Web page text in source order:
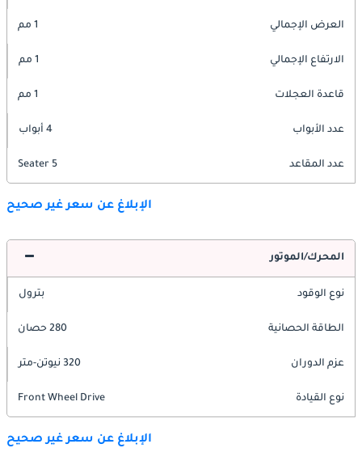
العرض الإجمالي 1 مم
الارتفاع الإجمالي 1 مم
قاعدة العجلات 1 مم
عدد الأبواب 4 أبواب
عدد المقاعد 5 Seater
الإبلاغ عن سعر غير صحيح
المحرك/الموتور
نوع الوقود بترول
الطاقة الحصانية 280 حصان
عزم الدوران 320 نيوتن-متر
نوع القيادة Front Wheel Drive
الإبلاغ عن سعر غير صحيح